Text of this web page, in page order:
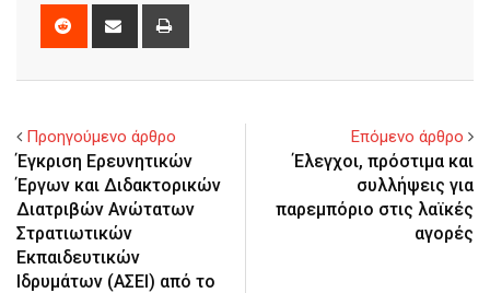
Reddit
Share
Προηγούμενο άρθρο
Έγκριση Ερευνητικών
Έργων και Διδακτορικών
Διατριβών Ανώτατων
Στρατιωτικών
Εκπαιδευτικών
Ιδρυμάτων (ΑΣΕΙ) από το
Επόμενο άρθρο
Έλεγχοι, πρόστιμα και
συλλήψεις για
παρεμπόριο στις λαϊκές
αγορές